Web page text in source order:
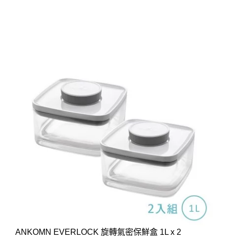
ANKOMN EVERLOCK 旋轉氣密保鮮盒 1L x 2